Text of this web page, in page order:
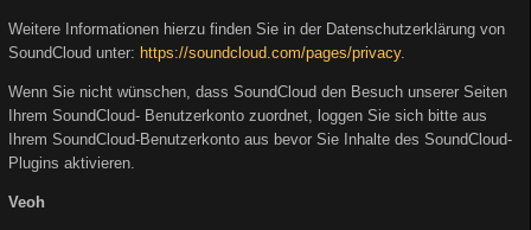
Weitere Informationen hierzu finden Sie in der Datenschutzerklärung von
SoundCloud unter: https://soundcloud.com/pages/privacy.
Wenn Sie nicht wünschen, dass SoundCloud den Besuch unserer Seiten
Ihrem SoundCloud- Benutzerkonto zuordnet, loggen Sie sich bitte aus
Ihrem SoundCloud-Benutzerkonto aus bevor Sie Inhalte des SoundCloud-
Plugins aktivieren.
Veoh